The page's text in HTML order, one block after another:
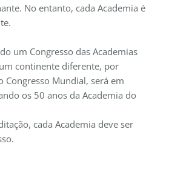
No entanto, cada Academia é
um Congresso das Academias
continente diferente, por
Mundial, será em
os 50 anos da Academia do
cada Academia deve ser